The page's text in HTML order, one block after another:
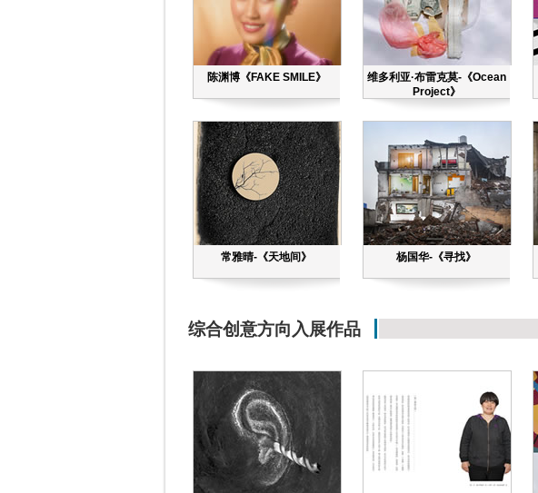
陈渊博《FAKE SMILE》
维多利亚·布雷克莫-《Ocean
Project》
常雅晴-《天地间》 杨国华-《寻找》
综合创意方向入展作品